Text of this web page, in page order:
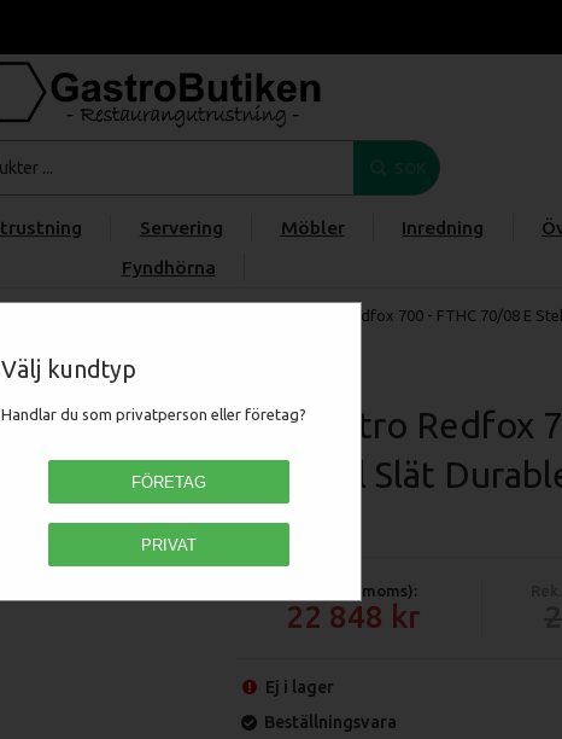
Välj kundtyp
Handlar du som privatperson eller företag?
FÖRETAG
PRIVAT
Servering Möbler Inredning
Fyndhörna
& STEKA RM Gastro Redfox 700 - FTHC 70/08 E
RM Gastro Redfox
Stekhäll Slät
00012409
Pris (exkl moms):
22 848
Ej i lager
Beställningsvara